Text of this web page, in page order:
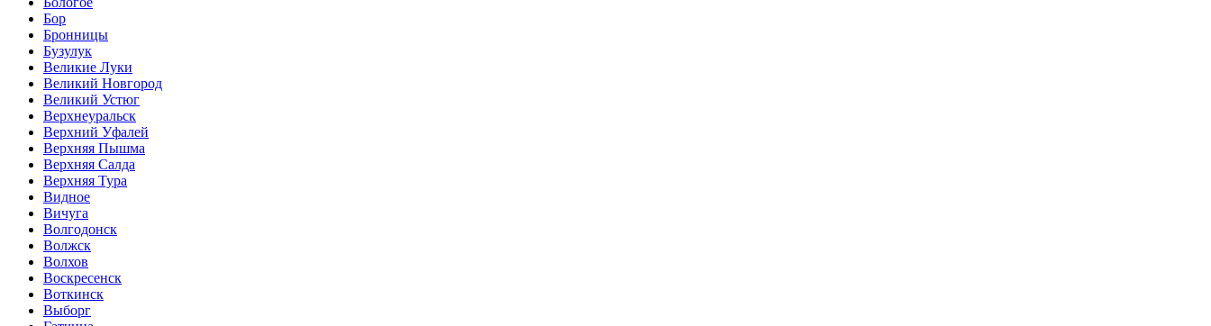
Бор
Бронницы
Бузулук
Великие Луки
Великий Новгород
Великий Устюг
Верхнеуральск
Верхний Уфалей
Верхняя Пышма
Верхняя Салда
Верхняя Тура
Видное
Вичуга
Волгодонск
Волжск
Волхов
Воскресенск
Воткинск
Выборг